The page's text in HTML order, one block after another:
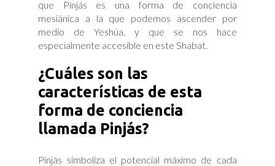
que Pinjás es una forma de conciencia
mesiánica a la que podemos ascender por
medio de Yeshúa, y que se nos hace
especialmente accesible en este Shabat.
¿Cuáles son las
características de esta
forma de conciencia
llamada Pinjás?
Pinjás simboliza el potencial máximo de cada